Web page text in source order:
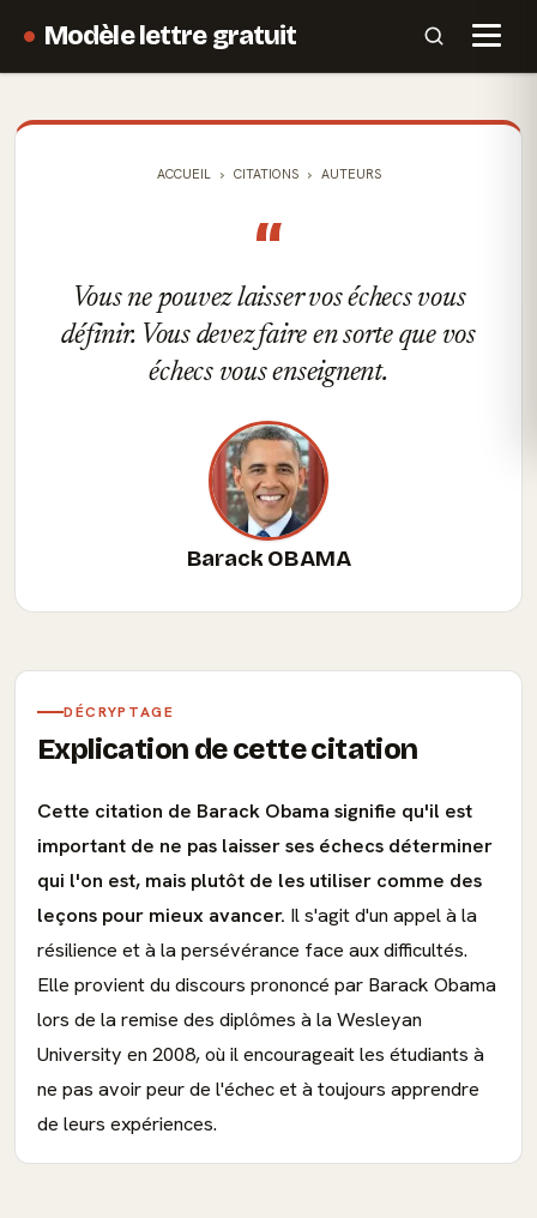
Modèle lettre gratuit
ACCUEIL CITATIONS AUTEURS
“
Vous ne pouvez laisser vos échecs vous
définir. Vous devez faire en sorte que vos
échecs vous enseignent.
Barack OBAMA
DÉCRYPTAGE
Explication de cette citation
Cette citation de Barack Obama signifie qu'il est
important de ne pas laisser ses échecs déterminer
qui l'on est, mais plutôt de les utiliser comme des
leçons pour mieux avancer. Il s'agit d'un appel à la
résilience et à la persévérance face aux difficultés.
Elle provient du discours prononcé par Barack Obama
lors de la remise des diplômes à la Wesleyan
University en 2008, où il encourageait les étudiants à
ne pas avoir peur de l'échec et à toujours apprendre
de leurs expériences.